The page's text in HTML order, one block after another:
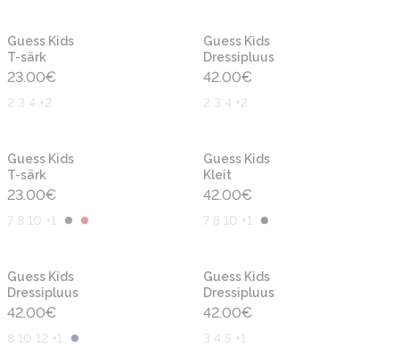
Guess Kids
T-särk
23.00€
2 3 4 +2
Guess Kids
Dressipluus
42.00€
2 3 4 +2
Guess Kids
T-särk
23.00€
7 8 10 +1
Guess Kids
Kleit
42.00€
7 8 10 +1
Guess Kids
Dressipluus
42.00€
8 10 12 +1
Guess Kids
Dressipluus
42.00€
3 4 5 +1